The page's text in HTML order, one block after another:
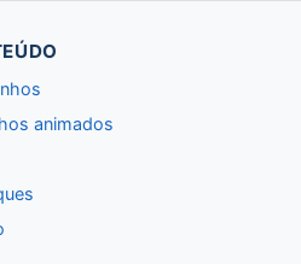
animados